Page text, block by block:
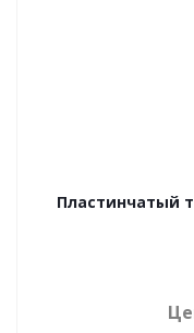
Пластинчатый